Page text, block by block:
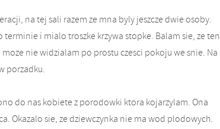
na tej sali razem ze mna byly jeszcze dwie osoby.
i mialo troszke krzywa stopke. Balam sie, ze ten
nie widzialam po prostu czesci pokoju we snie. Na
porzadku.
do nas kobiete z porodowki ktora kojarzylam. Ona
Okazalo sie, ze dziewczynka nie ma wod plodowych.